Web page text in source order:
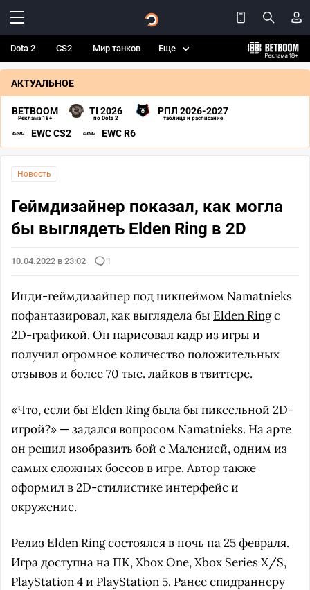
Dota 2 CS2 Мир танков Еще
АКТУАЛЬНОЕ
BETBOOM
Реклама 18+
TI 2026
по Dota 2
РПЛ 2026-2027
таблица и расписание
EWC CS2 EWC R6
Новость
Геймдизайнер показал, как могла
бы выглядеть Elden Ring в 2D
10.04.2022 в 23:02 1
Инди-геймдизайнер под никнеймом Namatnieks
пофантазировал, как выглядела бы Elden Ringс
2D-графикой. Он нарисовал кадр из игры и
получил огромное количество положительных
отзывов и более 70 тыс. лайков в твиттере.
«Что, если бы Elden Ring была бы пиксельной 2D-
игрой?» — задался вопросом Namatnieks. На арте
он решил изобразить бой с Маленией, одним из
самых сложных боссов в игре. Автор также
оформил в 2D-стилистике интерфейс и
окружение.
Релиз Elden Ring состоялся в ночь на 25 февраля.
Игра доступна на ПК, Xbox One, Xbox Series X/S,
PlayStation 4 и PlayStation 5. Ранее спидраннеру